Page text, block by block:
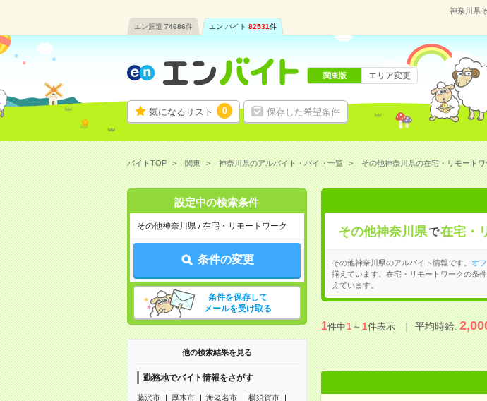
神奈川県
エン派遣 74686件 エン バイト 82531件
気になるリスト 0 保存した希望条件
関東版 エリア変更
バイトTOP 関東 神奈川県のアルバイト・バイト一覧 その他神奈川県の在宅・リモート
設定中の検索条件
その他神奈川県 / 在宅・リモートワーク
条件の変更
条件を保存して
メールを受け取る
他の検索結果を見る
勤務地でバイト情報をさがす
藤沢市 厚木市 海老名市
横須賀市
その他神奈川県で在宅・
その他神奈川県のアルバイト情報です。 オ
揃えています。在宅・リモートワークの条件
えています。
1件中1～1件表示 平均時給: